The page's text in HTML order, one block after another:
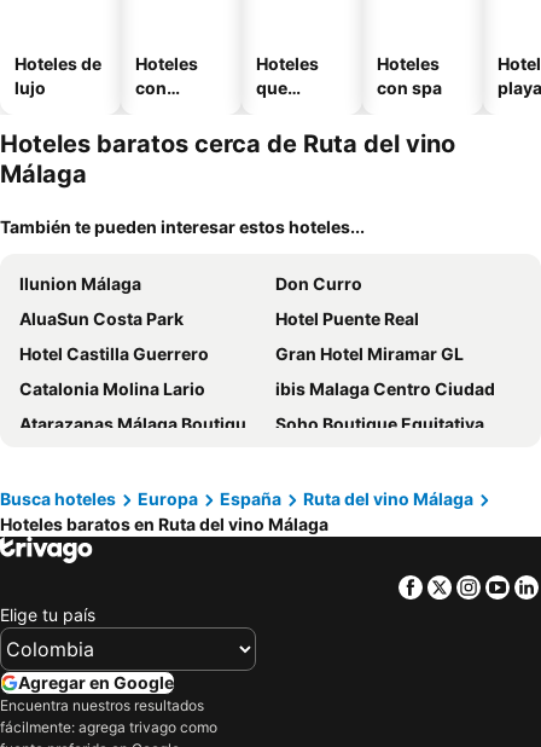
Hoteles de
lujo
Hoteles
con
Hoteles
que
mascotas
Hoteles
con spa
playa
Hoteles baratos cerca de Ruta del vino
Málaga
También te pueden interesar estos hoteles...
Ilunion Málaga
Don Curro
AluaSun Costa Park
Hotel Puente Real
Hotel Castilla Guerrero
Gran Hotel Miramar GL
Catalonia Molina Lario
ibis Malaga Centro Ciudad
Atarazanas Málaga Boutique Hotel
Soho Boutique Equitativa
Futurotel Malagueta Beach
Hotel Zenit Malaga
ibis budget Malaga Aeropuerto Avenida Velazquez
Dorma Málaga Museos
Sallés Hotel Málaga Centro
Hotel Natursun
Novotel Suites Malaga Centro
Continental Room
Barcelo Malaga
Hotel Malaga Picasso
Busca hoteles Europa España
Ruta del vino Málaga
Hoteles baratos en Ruta del vino Málaga
Facebook
Twitter
Elige tu país
Agregar en Google
Encuentra nuestros resultados
fácilmente: agrega trivago como